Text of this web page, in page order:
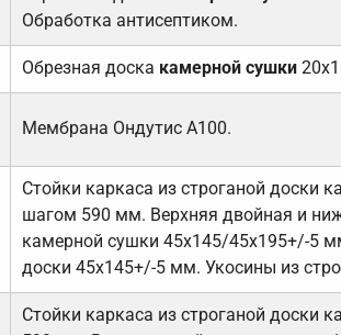
Обработка антисептиком.
Обрезная доска камерной сушки
Мембрана Ондутис А100.
Стойки каркаса из строганой доски
шагом 590 мм. Верхняя двойная и
камерной сушки 45х145/45х195+/-5
доски 45х145+/-5 мм. Укосины из
Стойки каркаса из строганой доски